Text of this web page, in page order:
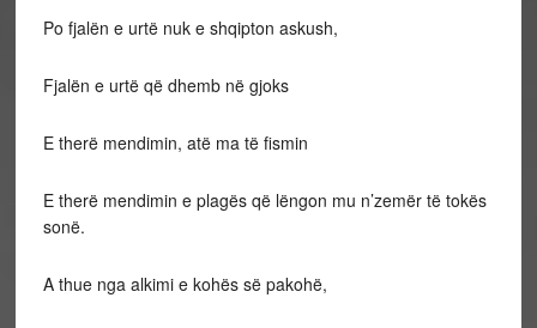
Po fjalën e urtë nuk e shqipton askush,
Fjalën e urtë që dhemb në gjoks
E therë mendimin, atë ma të fismin
E therë mendimin e plagës që lëngon mu n’zemër të tokës
sonë.
A thue nga alkimi e kohës së pakohë,